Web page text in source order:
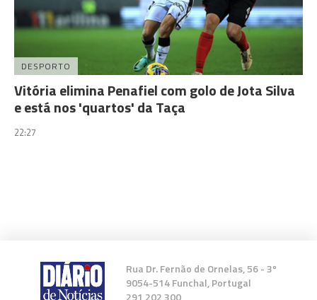
DESPORTO
Vitória elimina Penafiel com golo de Jota Silva
e está nos 'quartos' da Taça
22:27
Rua Dr. Fernão de Ornelas, 56 - 3º
9054-514 Funchal, Portugal
291 202 300